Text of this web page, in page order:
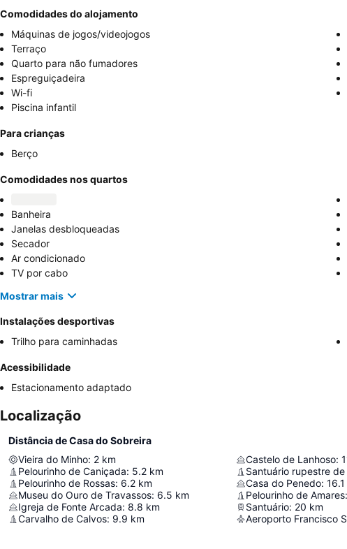
Comodidades do alojamento
Máquinas de jogos/videojogos
Terraço
Quarto para não fumadores
Espreguiçadeira
Wi-fi
Piscina infantil
Para crianças
Berço
Comodidades nos quartos
Banheira
Janelas desbloqueadas
Secador
Ar condicionado
TV por cabo
Mostrar mais
Instalações desportivas
Trilho para caminhadas
Acessibilidade
Estacionamento adaptado
Localização
Distância de Casa do Sobreira
Vieira do Minho: 2 km
Pelourinho de Caniçada: 5.2 km
Pelourinho de Rossas: 6.2 km
Museu do Ouro de Travassos: 6.5 km
Igreja de Fonte Arcada: 8.8 km
Carvalho de Calvos: 9.9 km
Castelo de Lanhoso:
Santuário rupestre de
Casa do Penedo: 16.1
Pelourinho de Amares:
Santuário: 20 km
Aeroporto Francisco